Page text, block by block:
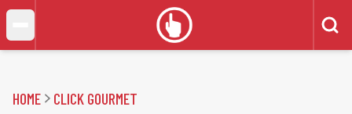
HOME CLICK GOURMET